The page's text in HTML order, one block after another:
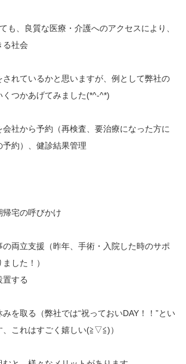
も、良質な医療・介護へのアクセスにより、
る社会
されているかと思いますが、例として弊社の
くつかあげてみました(*^-^*)
社から予約（再検査、要治療になった方に
約）、健診結果管理
宅の呼びかけ
両立支援（昨年、手術・入院した時のサポ
した！）
する
を取る（弊社では“祝っておいDAY！！”とい
、これはすごく嬉しい(≧▽≦)）